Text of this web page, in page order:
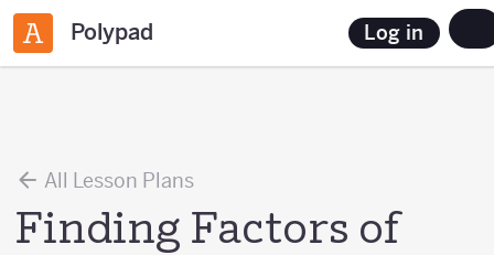
Polypad Log in
All Lesson Plans
Finding Factors of